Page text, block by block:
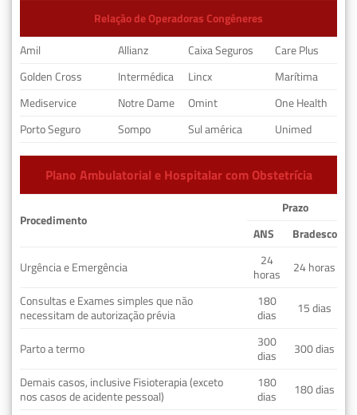
Relação de Operadoras Congêneres
Amil
Allianz Caixa Seguros
Care Plus
Golden Cross
Intermédica Lincx
Marítima
Mediservice
Notre Dame Omint
One Health
Porto Seguro
Sompo Sul américa Unimed
Plano Ambulatorial e Hospitalar com Obstetrícia
Procedimento
Prazo
ANS
Bradesco
Urgência e Emergência
24
horas
24 horas
Consultas e Exames simples que não
necessitam de autorização prévia
180
dias
15 dias
Parto a termo
300
dias
300 dias
Demais casos, inclusive Fisioterapia (exceto
nos casos de acidente pessoal)
180
dias
180 dias